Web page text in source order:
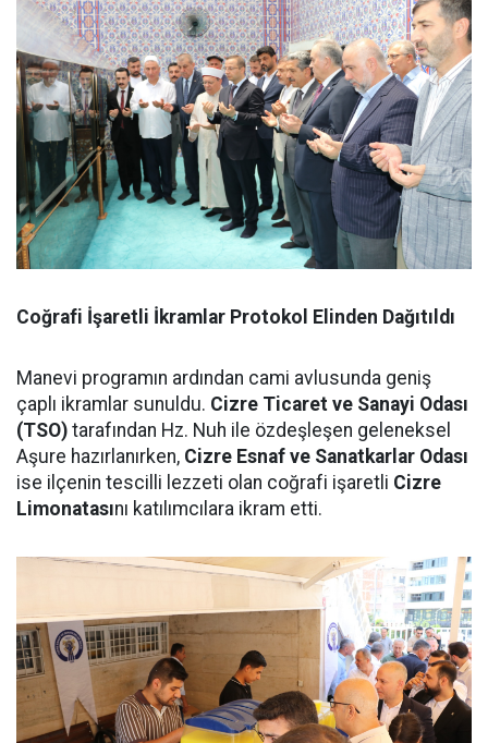
Coğrafi İşaretli İkramlar Protokol Elinden Dağıtıldı
Manevi programın ardından cami avlusunda geniş
çaplı ikramlar sunuldu. Cizre Ticaret ve Sanayi Odası
(TSO) tarafından Hz. Nuh ile özdeşleşen geleneksel
Aşure hazırlanırken, Cizre Esnaf ve Sanatkarlar Odası
ise ilçenin tescilli lezzeti olan coğrafi işaretli Cizre
Limonatasını katılımcılara ikram etti.